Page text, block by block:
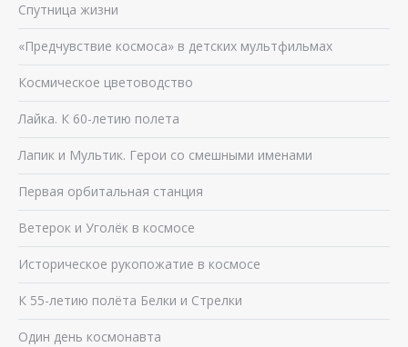
Спутница жизни
«Предчувствие космоса» в детских мультфильмах
Космическое цветоводство
Лайка. К 60-летию полета
Лапик и Мультик. Герои со смешными именами
Первая орбитальная станция
Ветерок и Уголёк в космосе
Историческое рукопожатие в космосе
К 55-летию полёта Белки и Стрелки
Один день космонавта